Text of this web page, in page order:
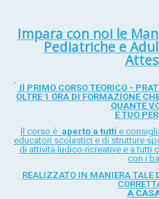
Impara con noi le
Pediatriche e
Il PRIMO CORSO TEORICO -
OLTRE 1 ORA DI FORMAZIONE
QUANTE
E TUO
ll corso è aperto a tutti e
educatori scolastici e di strutture
di attività ludico-ricreative e a tutti
con i
REALIZZATO IN MANIERA TALE
A